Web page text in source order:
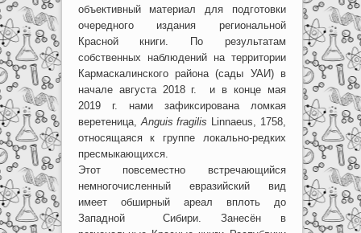
объективный материал для подготовки
очередного издания региональной
Красной книги. По результатам
собственных наблюдений на территории
Кармаскалинского района (сады УАИ) в
начале августа 2018 г. и в конце мая
2019 г. нами зафиксирована ломкая
веретеница, Anguis fragilis Linnaeus, 1758,
относящаяся к группе локально-редких
пресмыкающихся.
Этот повсеместно встречающийся
немногочисленный евразийский вид
имеет обширный ареал вплоть до
Западной Сибири. Занесён в